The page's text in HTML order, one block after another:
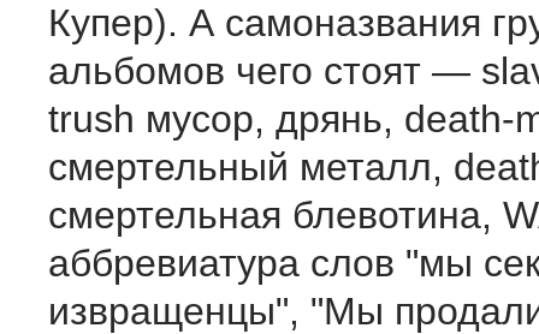
Купер). А самоназвания
альбомов чего стоят —
trush мусор, дрянь, death-
смертельный металл,
смертельная блевотина,
аббревиатура слов "мы
извращенцы", "Мы